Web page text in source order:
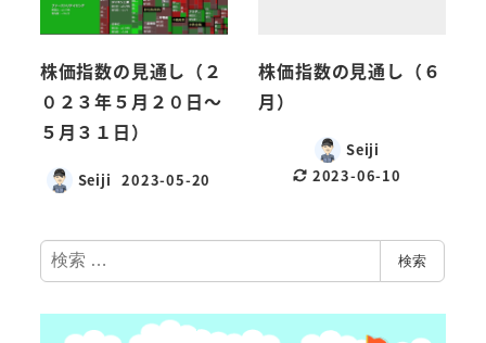
株価指数の見通し（２
０２３年５月２０日～
５月３１日）
Seiji 2023-05-20
株価指数の見通し（６
月）
Seiji
2023-06-10
検
索
検索